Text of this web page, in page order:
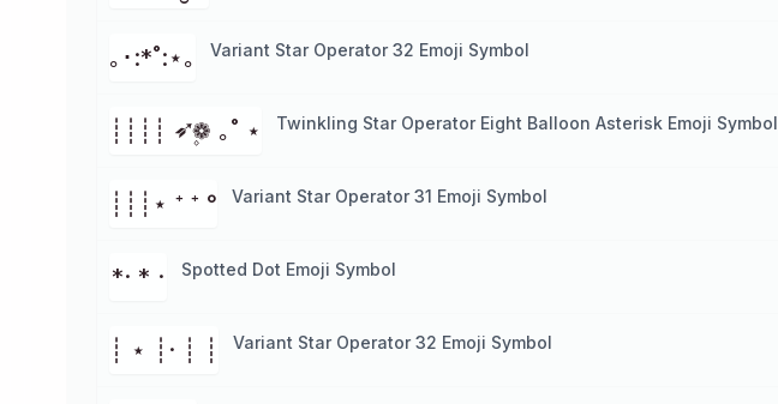
｡･:*˚:⋆｡ Variant Star Operator 32 Emoji Symbol
┊┊┊┊ ➶❁۪ ｡˚ ⋆ Twinkling Star Operator Eight Balloon Asterisk Emoji Symbol
┊┊┊⋆ ⁺ ⁺ ° Variant Star Operator 31 Emoji Symbol
*· * · Spotted Dot Emoji Symbol
┊ ⋆ ┊· ┊ ┊ Variant Star Operator 32 Emoji Symbol